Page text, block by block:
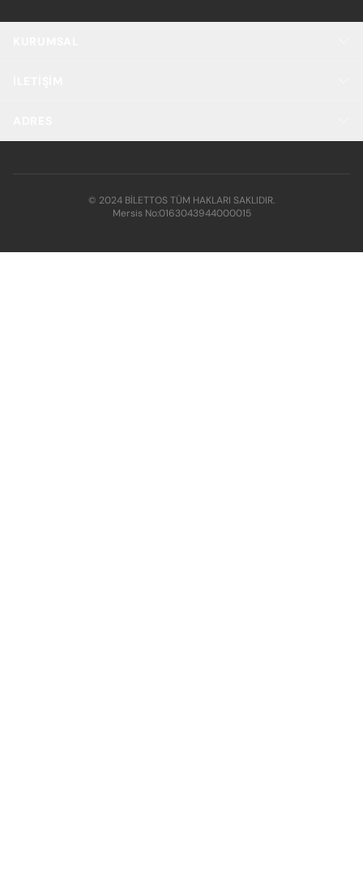
© 2024 BİLETTOS TÜM HAKLARI SAKLIDIR.
Mersis No:0163043944000015